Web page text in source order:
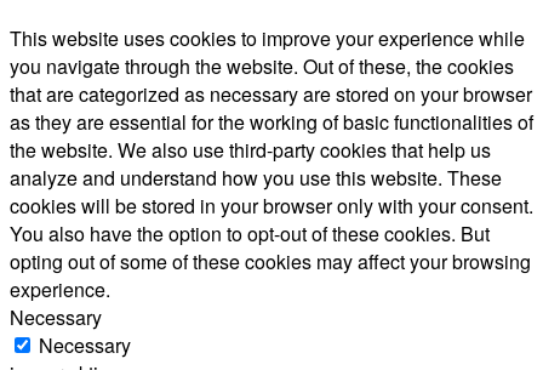
This website uses cookies to improve your experience while
you navigate through the website. Out of these, the cookies
that are categorized as necessary are stored on your browser
as they are essential for the working of basic functionalities of
the website. We also use third-party cookies that help us
analyze and understand how you use this website. These
cookies will be stored in your browser only with your consent.
You also have the option to opt-out of these cookies. But
opting out of some of these cookies may affect your browsing
experience.
Necessary
Necessary